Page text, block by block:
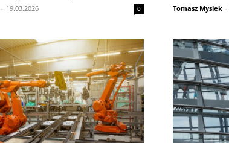
- 19.03.2026 0 Tomasz Myslek -